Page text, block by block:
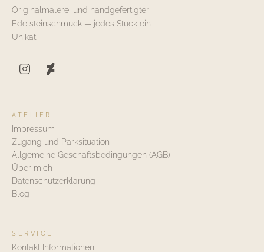
Originalmalerei und handgefertigter
Edelsteinschmuck — jedes Stück ein
Unikat.
ATELIER
Impressum
Zugang und Parksituation
Allgemeine Geschäftsbedingungen (AGB)
Über mich
Datenschutzerklärung
Blog
SERVICE
Kontakt Informationen